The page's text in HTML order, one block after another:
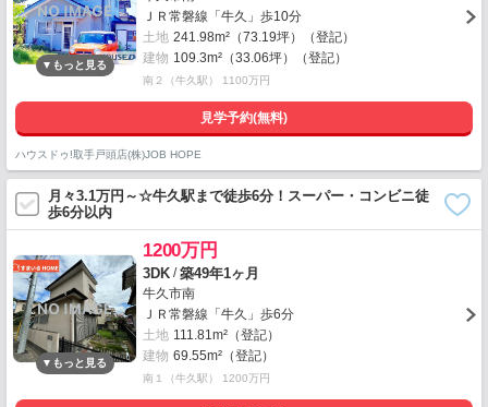
ＪＲ常磐線「牛久」歩10分
土地 241.98m²（73.19坪）（登記）
建物 109.3m²（33.06坪）（登記）
南２（牛久駅） 1100万円
見学予約(無料)
ハウスドゥ!取手戸頭店(株)JOB HOPE
月々3.1万円～☆牛久駅まで徒歩6分！スーパー・コンビニ徒
歩6分以内
1200万円
3DK /築49年1ヶ月
牛久市南
ＪＲ常磐線「牛久」歩6分
土地 111.81m²（登記）
建物 69.55m²（登記）
南１（牛久駅） 1200万円